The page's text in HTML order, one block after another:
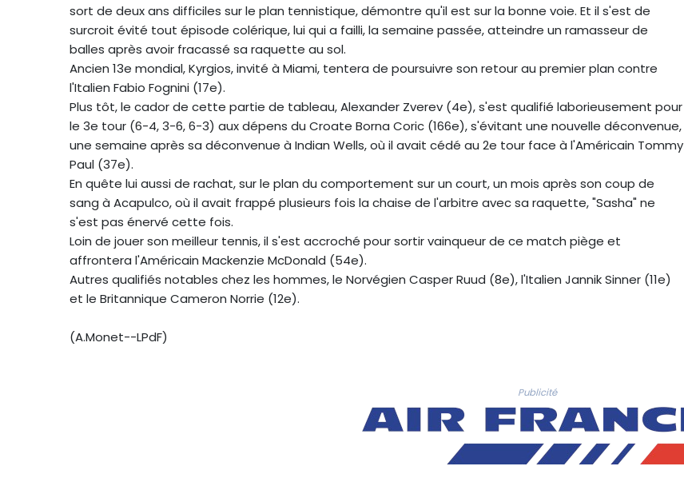
sort de deux ans difficiles sur le plan tennistique, démontre qu'il est sur la bonne voie. Et il s'est de
surcroit évité tout épisode colérique, lui qui a failli, la semaine passée, atteindre un ramasseur de
balles après avoir fracassé sa raquette au sol.
Ancien 13e mondial, Kyrgios, invité à Miami, tentera de poursuivre son retour au premier plan contre
l'Italien Fabio Fognini (17e).
Plus tôt, le cador de cette partie de tableau, Alexander Zverev (4e), s'est qualifié laborieusement pour
le 3e tour (6-4, 3-6, 6-3) aux dépens du Croate Borna Coric (166e), s'évitant une nouvelle déconvenue,
une semaine après sa déconvenue à Indian Wells, où il avait cédé au 2e tour face à l'Américain Tommy
Paul (37e).
En quête lui aussi de rachat, sur le plan du comportement sur un court, un mois après son coup de
sang à Acapulco, où il avait frappé plusieurs fois la chaise de l'arbitre avec sa raquette, "Sasha" ne
s'est pas énervé cette fois.
Loin de jouer son meilleur tennis, il s'est accroché pour sortir vainqueur de ce match piège et
affrontera l'Américain Mackenzie McDonald (54e).
Autres qualifiés notables chez les hommes, le Norvégien Casper Ruud (8e), l'Italien Jannik Sinner (11e)
et le Britannique Cameron Norrie (12e).
(A.Monet--LPdF)
Publicité